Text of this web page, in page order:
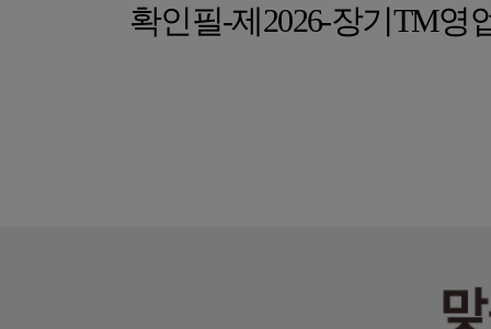
확인필-제2026-장기TM영